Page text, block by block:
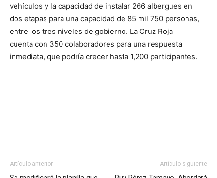
vehículos y la capacidad de instalar 266 albergues en
dos etapas para una capacidad de 85 mil 750 personas,
entre los tres niveles de gobierno. La Cruz Roja
cuenta con 350 colaboradores para una respuesta
inmediata, que podría crecer hasta 1,200 participantes.
Artículo anterior Artículo siguiente